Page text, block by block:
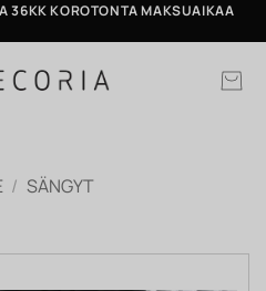
36KK KOROTONTA MAKSUAIKAA
/ SÄNGYT